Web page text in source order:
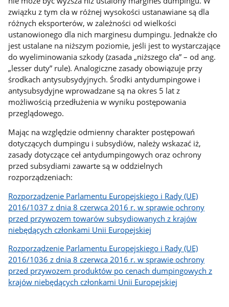
związku z tym cła w różnej wysokości ustanawiane są dla
różnych eksporterów, w zależności od wielkości
ustanowionego dla nich marginesu dumpingu. Jednakże cło
jest ustalane na niższym poziomie, jeśli jest to wystarczające
do wyeliminowania szkody (zasada „niższego cła” – od ang.
„lesser duty” rule). Analogiczne zasady obowiązuje przy
środkach antysubsydyjnych. Środki antydumpingowe i
antysubsydyjne wprowadzane są na okres 5 lat z
możliwością przedłużenia w wyniku postępowania
przeglądowego.
Mając na względzie odmienny charakter postępowań
dotyczących dumpingu i subsydiów, należy wskazać iż,
zasady dotyczące ceł antydumpingowych oraz ochrony
przed subsydiami zawarte są w oddzielnych
rozporządzeniach:
Rozporządzenie Parlamentu Europejskiego i Rady (UE)
2016/1037 z dnia 8 czerwca 2016 r. w sprawie ochrony
przed przywozem towarów subsydiowanych z krajów
niebędących członkami Unii Europejskiej
Rozporządzenie Parlamentu Europejskiego i Rady (UE)
2016/1036 z dnia 8 czerwca 2016 r. w sprawie ochrony
przed przywozem produktów po cenach dumpingowych z
krajów niebędących członkami Unii Europejskiej